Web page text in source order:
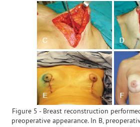
Figure 5 - Breast reconstruction
preoperative appearance. In B,